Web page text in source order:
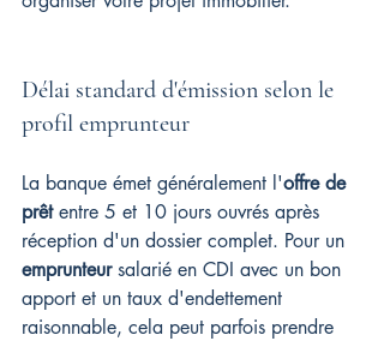
Délai standard d'émission selon le
profil emprunteur
La banque émet généralement l'offre de
prêt entre 5 et 10 jours ouvrés après
réception d'un dossier complet. Pour un
emprunteur salarié en CDI avec un bon
apport et un taux d'endettement
raisonnable, cela peut parfois prendre